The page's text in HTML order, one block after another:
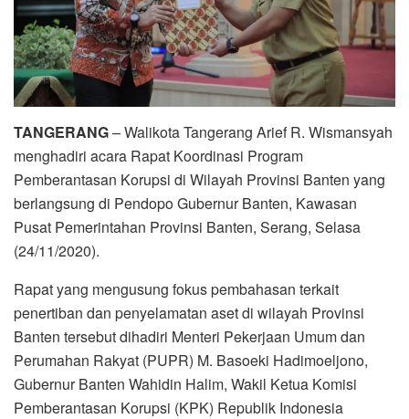
TANGERANG– Walikota Tangerang Arief R. Wismansyah
menghadiri acara Rapat Koordinasi Program
Pemberantasan Korupsi di Wilayah Provinsi Banten yang
berlangsung di Pendopo Gubernur Banten, Kawasan
Pusat Pemerintahan Provinsi Banten, Serang, Selasa
(24/11/2020).
Rapat yang mengusung fokus pembahasan terkait
penertiban dan penyelamatan aset di wilayah Provinsi
Banten tersebut dihadiri Menteri Pekerjaan Umum dan
Perumahan Rakyat (PUPR) M. Basoeki Hadimoeljono,
Gubernur Banten Wahidin Halim, Wakil Ketua Komisi
Pemberantasan Korupsi (KPK) Republik Indonesia